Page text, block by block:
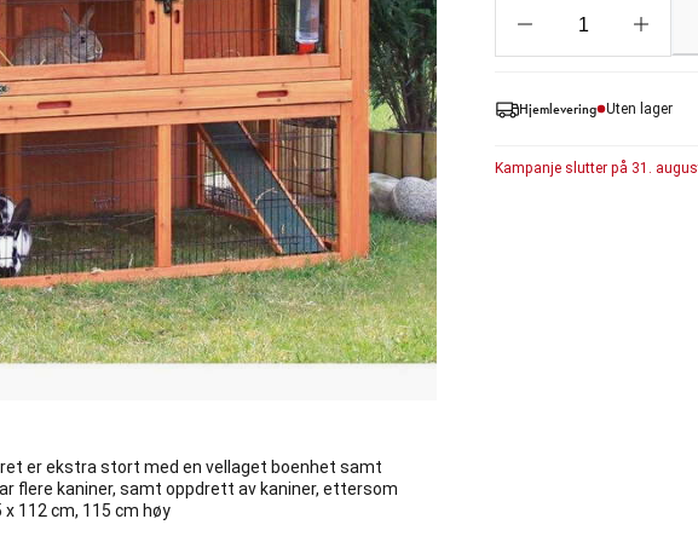
er ekstra stort med en vellaget boenhet samt
flere kaniner, samt oppdrett av kaniner, ettersom
112 cm, 115 cm høy
Hjemlevering Uten lager
Kampanje slutter på 31.